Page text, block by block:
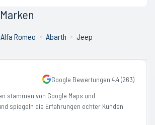
Alfa Romeo Abarth Jeep
Google Bewertungen 4.4(263)
stammen von Google Maps und
spiegeln die Erfahrungen echter Kunden